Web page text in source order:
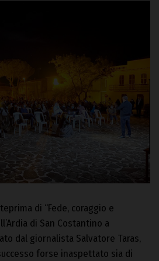
di “Fede, coraggio e
di San Costantino a
dal giornalista Salvatore Taras,
forse inaspettato sia di